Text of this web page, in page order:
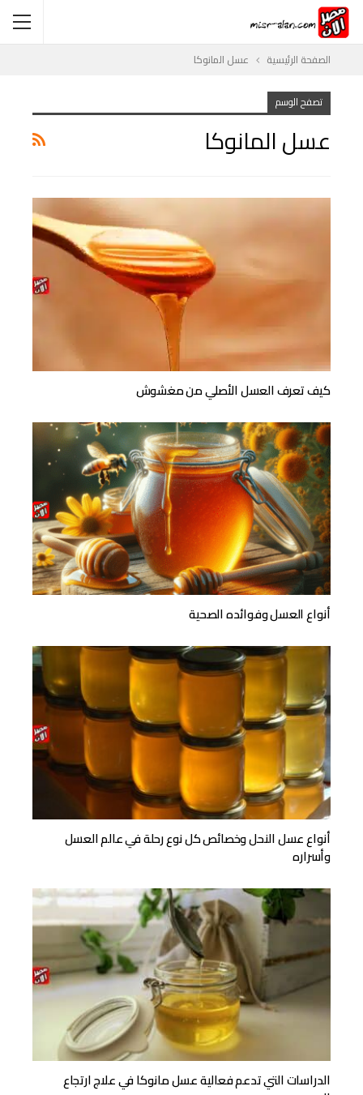
الصفحة الرئيسية عسل المانوكا
تصفح الوسم
عسل المانوكا
كيف تعرف العسل الأصلي من مغشوش
أنواع العسل وفوائده الصحية
أنواع عسل النحل وخصائص كل نوع رحلة في عالم العسل
وأسراره
الدراسات التي تدعم فعالية عسل مانوكا في علاج ارتجاع